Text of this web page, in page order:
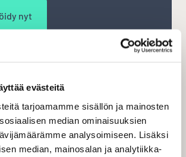
evästeitä
tarjoamamme sisällön ja mainosten
median ominaisuuksien
analysoimiseen. Lisäksi
median, mainosalan ja analytiikka-
nyt
tehdyistä lähetyksistä - ei
tulostus ja EDI-lähetykset
massatulostukset